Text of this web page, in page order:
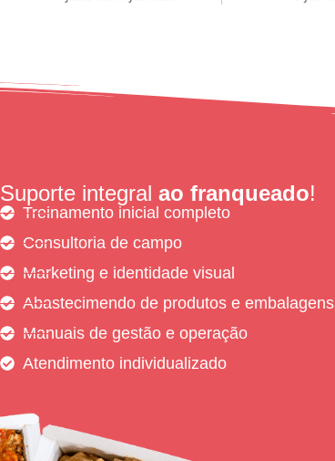
Suporte integral ao franqueado!
Treinamento inicial completo
Consultoria de campo
Marketing e identidade visual
Abastecimendo de produtos e embalagens
Manuais de gestão e operação
Atendimento individualizado